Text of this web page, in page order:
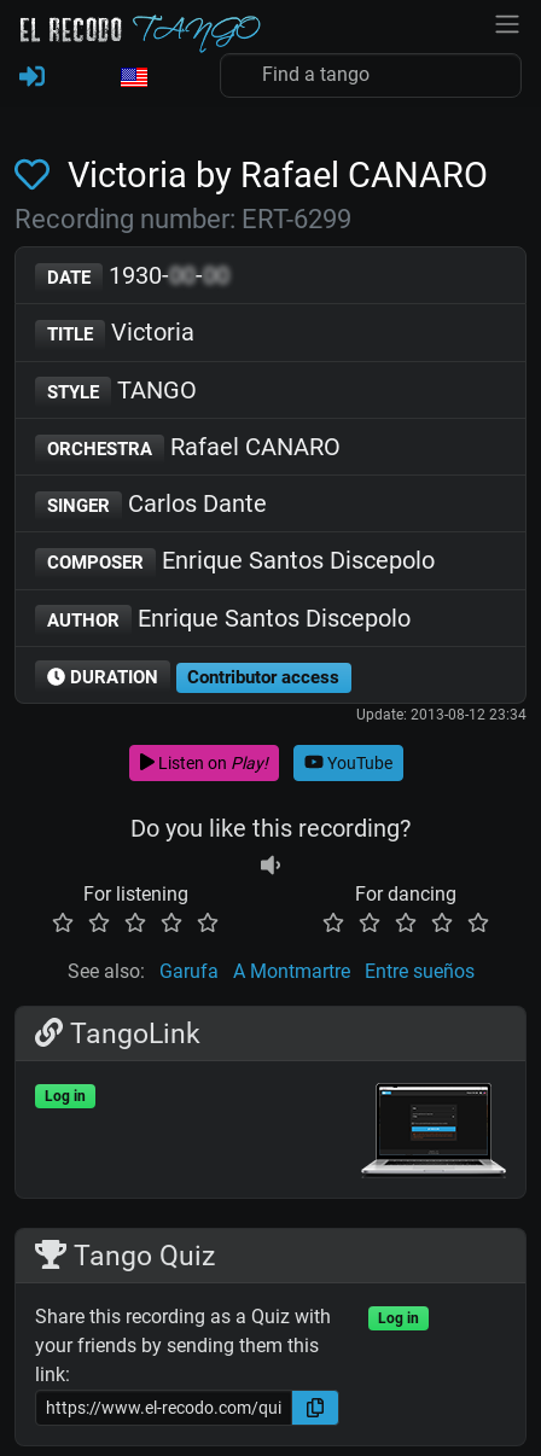
Victoria by Rafael CANARO
Recording number: ERT-6299
DATE 1930-00-00
TITLE Victoria
STYLE TANGO
ORCHESTRA Rafael CANARO
SINGER Carlos Dante
COMPOSER Enrique Santos Discepolo
AUTHOR Enrique Santos Discepolo
DURATION Contributor access
Update: 2013-08-12 23:34
Listen on Play! YouTube
Do you like this recording?
For listening For dancing
See also: Garufa A Montmartre Entre sueños
TangoLink
Log in
Tango Quiz
Share this recording as a Quiz with
your friends by sending them this
link:
Log in